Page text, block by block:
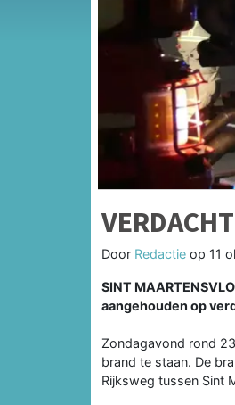
Door Redactie op 11
SINT
aangehouden op
Zondagavond rond
brand te staan. De
Rijksweg tussen Sint